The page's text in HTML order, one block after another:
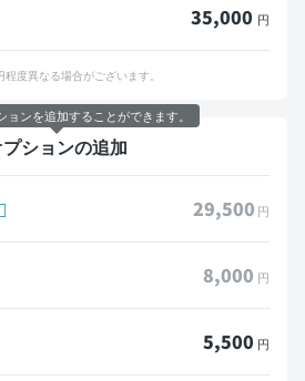
35,000 円
度異なる場合がございます。
ションの追加
29,500 円
8,000 円
5,500 円
ョンを追加することができます。